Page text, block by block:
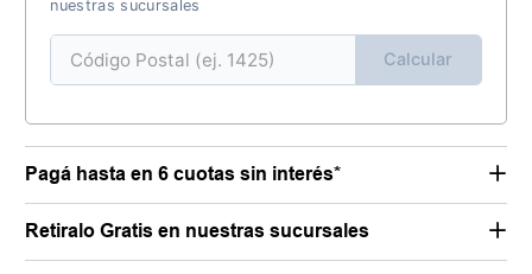
nuestras sucursales
Calcular
Pagá hasta en 6 cuotas sin interés*
Retiralo Gratis en nuestras sucursales